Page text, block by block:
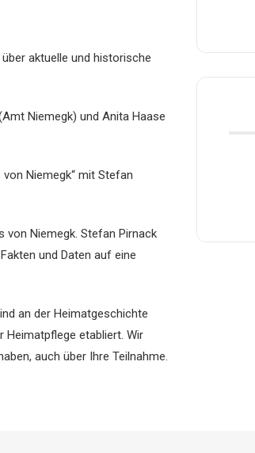
aktuelle und historische
Niemegk) und Anita Haase
Niemegk“ mit Stefan
von Niemegk. Stefan Pirnack
und Daten auf eine
an der Heimatgeschichte
etabliert. Wir
auch über Ihre Teilnahme.